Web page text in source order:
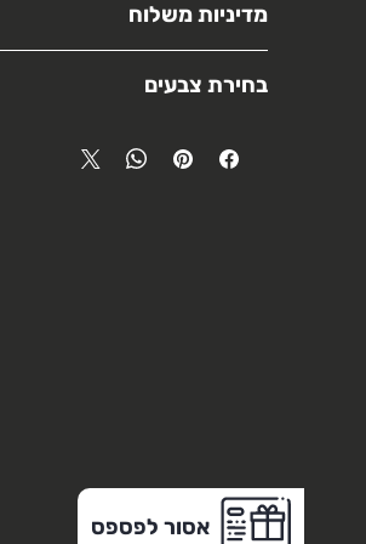
לאחר הכנסה לביצוע- לא ניתן לבצע
מדיניות משלוח
משלוח- יבוצע על ידי שירות שליחים
בחירת צבעים
ולמלאי הקיים בעת הביצוע
אסור לפספס